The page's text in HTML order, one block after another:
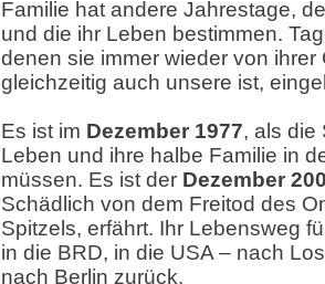
Familie hat andere Jahrestage,
und die ihr Leben bestimmen.
denen sie immer wieder von ihrer
gleichzeitig auch unsere ist,
Es ist im Dezember 1977, als die
Leben und ihre halbe Familie in
müssen. Es ist der Dezember
Schädlich von dem Freitod des
Spitzels, erfährt. Ihr Lebensweg
in die BRD, in die USA – nach
nach Berlin zurück.